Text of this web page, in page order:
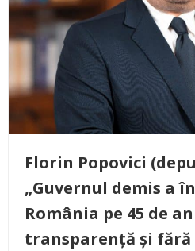
Florin Popovici
„Guvernul demis a
România pe 45 de
transparență și